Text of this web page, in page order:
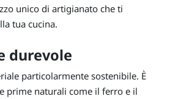
unico di artigianato che ti
tua cucina.
durevole
particolarmente sostenibile. È
prime naturali come il ferro e il